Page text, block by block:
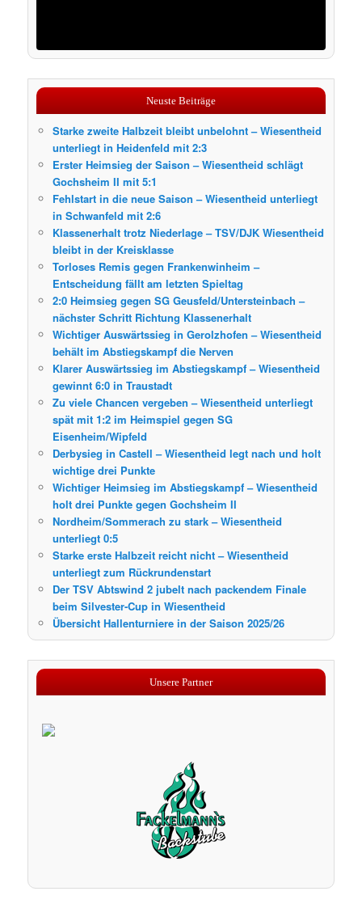
Neuste Beiträge
Starke zweite Halbzeit bleibt unbelohnt – Wiesentheid
unterliegt in Heidenfeld mit 2:3
Erster Heimsieg der Saison – Wiesentheid schlägt
Gochsheim II mit 5:1
Fehlstart in die neue Saison – Wiesentheid unterliegt
in Schwanfeld mit 2:6
Klassenerhalt trotz Niederlage – TSV/DJK Wiesentheid
bleibt in der Kreisklasse
Torloses Remis gegen Frankenwinheim –
Entscheidung fällt am letzten Spieltag
2:0 Heimsieg gegen SG Geusfeld/Untersteinbach –
nächster Schritt Richtung Klassenerhalt
Wichtiger Auswärtssieg in Gerolzhofen – Wiesentheid
behält im Abstiegskampf die Nerven
Klarer Auswärtssieg im Abstiegskampf – Wiesentheid
gewinnt 6:0 in Traustadt
Zu viele Chancen vergeben – Wiesentheid unterliegt
spät mit 1:2 im Heimspiel gegen SG
Eisenheim/Wipfeld
Derbysieg in Castell – Wiesentheid legt nach und holt
wichtige drei Punkte
Wichtiger Heimsieg im Abstiegskampf – Wiesentheid
holt drei Punkte gegen Gochsheim II
Nordheim/Sommerach zu stark – Wiesentheid
unterliegt 0:5
Starke erste Halbzeit reicht nicht – Wiesentheid
unterliegt zum Rückrundenstart
Der TSV Abtswind 2 jubelt nach packendem Finale
beim Silvester-Cup in Wiesentheid
Übersicht Hallenturniere in der Saison 2025/26
Unsere Partner